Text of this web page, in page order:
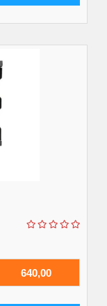
640,00